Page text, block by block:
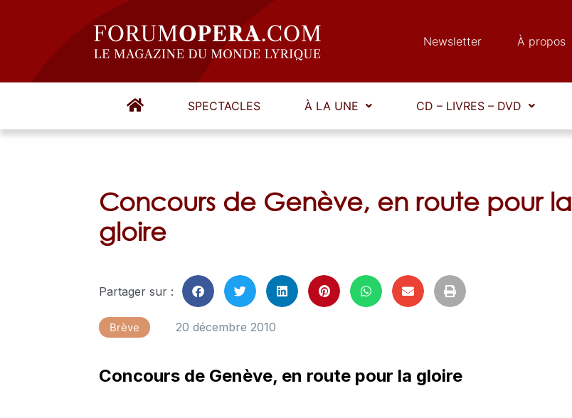
Newsletter À propos
SPECTACLES À LA UNE CD – LIVRES – DVD
Concours de Genève, en route pour la
gloire
Partager sur :
Brève 20 décembre 2010
Concours de Genève, en route pour la gloire